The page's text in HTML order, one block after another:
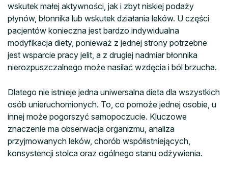
wskutek małej aktywności, jak i zbyt niskiej podaży
płynów, błonnika lub wskutek działania leków. U części
pacjentów konieczna jest bardzo indywidualna
modyfikacja diety, ponieważ z jednej strony potrzebne
jest wsparcie pracy jelit, a z drugiej nadmiar błonnika
nierozpuszczalnego może nasilać wzdęcia i ból brzucha.
Dlatego nie istnieje jedna uniwersalna dieta dla wszystkich
osób unieruchomionych. To, co pomoże jednej osobie, u
innej może pogorszyć samopoczucie. Kluczowe
znaczenie ma obserwacja organizmu, analiza
przyjmowanych leków, chorób współistniejących,
konsystencji stolca oraz ogólnego stanu odżywienia.